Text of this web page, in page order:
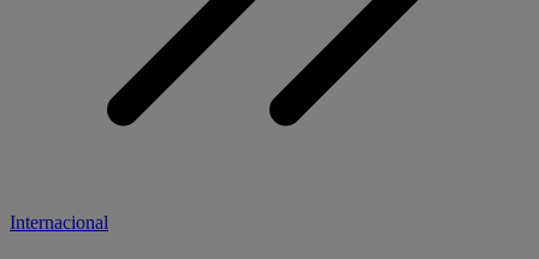
Internacional